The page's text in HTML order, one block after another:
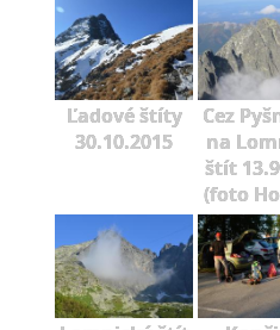
Ľadové štíty
30.10.2015
Cez
na
štít
(foto